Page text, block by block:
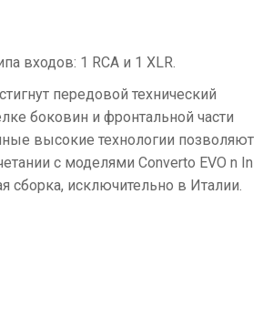
входов: 1 RCA и 1 XLR.
передовой технический
боковин и фронтальной части
высокие технологии позволяют
с моделями Converto EVO n In
сборка, исключительно в Италии.